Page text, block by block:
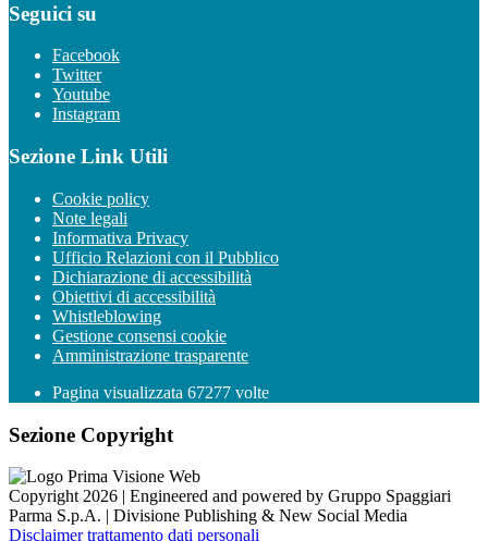
Seguici su
Facebook
Twitter
Youtube
Instagram
Sezione Link Utili
Cookie policy
Note legali
Informativa Privacy
Ufficio Relazioni con il Pubblico
Dichiarazione di accessibilità
Obiettivi di accessibilità
Whistleblowing
Gestione consensi cookie
Amministrazione trasparente
Pagina visualizzata 67277 volte
Sezione Copyright
Copyright 2026 | Engineered and powered by Gruppo Spaggiari
Parma S.p.A. | Divisione Publishing & New Social Media
Disclaimer trattamento dati personali